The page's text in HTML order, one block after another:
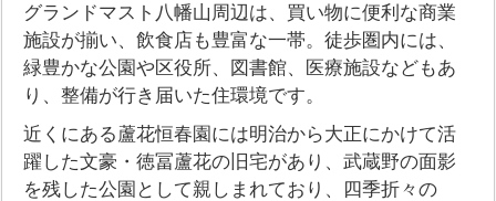
グランドマスト八幡山周辺は、買い物に便利な商業
施設が揃い、飲食店も豊富な一帯。徒歩圏内には、
緑豊かな公園や区役所、図書館、医療施設などもあ
り、整備が行き届いた住環境です。
近くにある蘆花恒春園には明治から大正にかけて活
躍した文豪・徳冨蘆花の旧宅があり、武蔵野の面影
を残した公園として親しまれており、四季折々の